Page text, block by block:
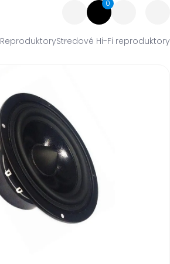
0
ReproduktoryStredové Hi-Fi reproduktory